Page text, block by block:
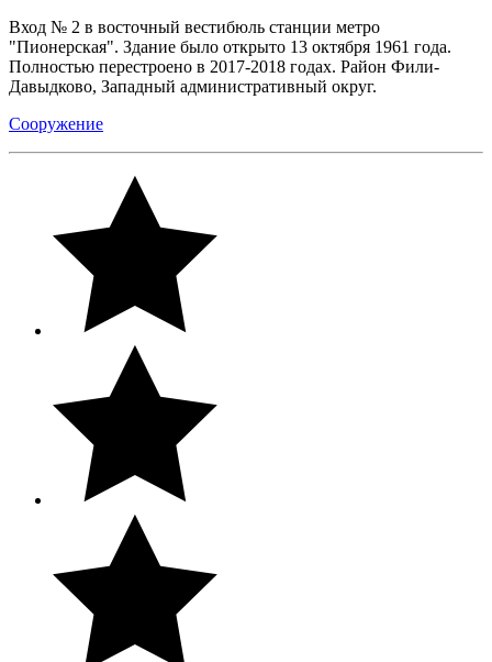
Вход № 2 в восточный вестибюль станции метро
"Пионерская". Здание было открыто 13 октября 1961 года.
Полностью перестроено в 2017-2018 годах. Район Фили-
Давыдково, Западный административный округ.
Сооружение